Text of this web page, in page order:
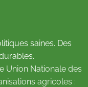
saines. Des
Union Nationale des
agricoles :